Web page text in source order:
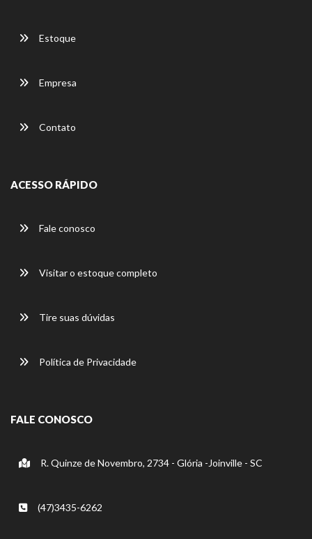
Estoque
Empresa
Contato
ACESSO RÁPIDO
Fale conosco
Visitar o estoque completo
Tire suas dúvidas
Política de Privacidade
FALE CONOSCO
R. Quinze de Novembro, 2734 - Glória -Joinville - SC
(47)3435-6262